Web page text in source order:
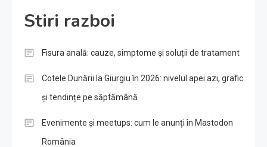
Stiri razboi
Fisura anală: cauze, simptome și soluții de tratament
Cotele Dunării la Giurgiu în 2026: nivelul apei azi, grafic
și tendințe pe săptămână
Evenimente și meetups: cum le anunți în Mastodon
România